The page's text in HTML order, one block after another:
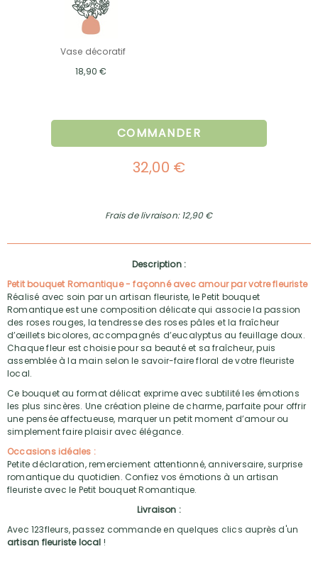
Vase décoratif
18,90 €
COMMANDER
32,00 €
Frais de livraison: 12,90 €
Description :
Petit bouquet Romantique - façonné avec amour par votre fleuriste
Réalisé avec soin par un artisan fleuriste, le Petit bouquet
Romantique est une composition délicate qui associe la passion
des roses rouges, la tendresse des roses pâles et la fraîcheur
d’œillets bicolores, accompagnés d’eucalyptus au feuillage doux.
Chaque fleur est choisie pour sa beauté et sa fraîcheur, puis
assemblée à la main selon le savoir-faire floral de votre fleuriste
local.
Ce bouquet au format délicat exprime avec subtilité les émotions
les plus sincères. Une création pleine de charme, parfaite pour offrir
une pensée affectueuse, marquer un petit moment d’amour ou
simplement faire plaisir avec élégance.
Occasions idéales :
Petite déclaration, remerciement attentionné, anniversaire, surprise
romantique du quotidien. Confiez vos émotions à un artisan
fleuriste avec le Petit bouquet Romantique.
Livraison :
Avec 123fleurs, passez commande en quelques clics auprès d'un
artisan fleuriste local !